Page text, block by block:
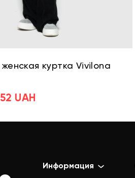
куртка Vivilona
UAH
Информация